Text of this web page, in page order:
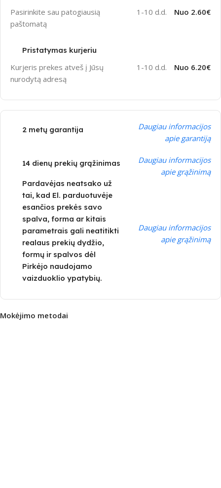
Pasirinkite sau patogiausią
paštomatą
1-10 d.d. Nuo 2.60€
Pristatymas kurjeriu
Kurjeris prekes atveš į Jūsų
nurodytą adresą
1-10 d.d. Nuo 6.20€
2 metų garantija
Daugiau informacijos
apie garantiją
14 dienų prekių grąžinimas
Daugiau informacijos
apie grąžinimą
Pardavėjas neatsako už
tai, kad El. parduotuvėje
esančios prekės savo
spalva, forma ar kitais
parametrais gali neatitikti
realaus prekių dydžio,
formų ir spalvos dėl
Pirkėjo naudojamo
vaizduoklio ypatybių.
Daugiau informacijos
apie grąžinimą
Mokėjimo metodai